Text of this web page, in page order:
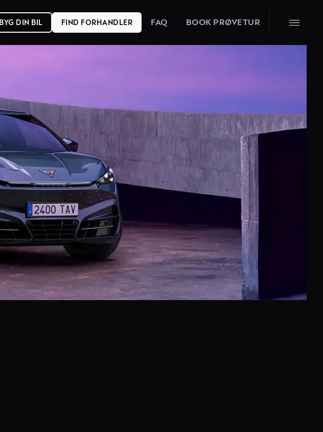
BYG DIN BIL FIND FORHANDLER FAQ BOOK PRØVETUR